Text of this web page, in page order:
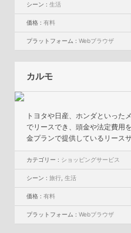
シーン :生活
価格 :有料
プラットフォーム :Webブラウザ
カルモ
トヨタや日産、ホンダといった
でリースでき、頭金や法定費用
金プランで提供しているリース
カテゴリー : ショッピングサービス
シーン :旅行 ,生活
価格 :有料
プラットフォーム :Webブラウザ